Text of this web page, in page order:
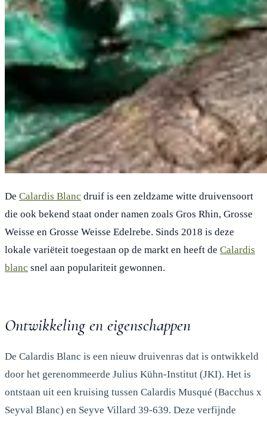
De Calardis Blanc druif is een zeldzame witte druivensoort
die ook bekend staat onder namen zoals Gros Rhin, Grosse
Weisse en Grosse Weisse Edelrebe. Sinds 2018 is deze
lokale variëteit toegestaan op de markt en heeft de Calardis
blanc snel aan populariteit gewonnen.
Ontwikkeling en eigenschappen
De Calardis Blanc is een nieuw druivenras dat is ontwikkeld
door het gerenommeerde Julius Kühn-Institut (JKI). Het is
ontstaan uit een kruising tussen Calardis Musqué (Bacchus x
Seyval Blanc) en Seyve Villard 39-639. Deze verfijnde